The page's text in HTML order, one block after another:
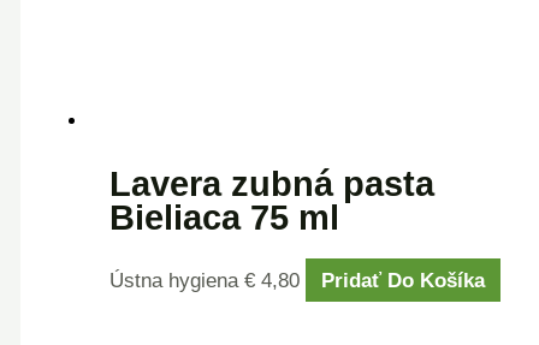
Lavera zubná pasta
Bieliaca 75 ml
Ústna hygiena€ 4,80 Pridať Do Košíka